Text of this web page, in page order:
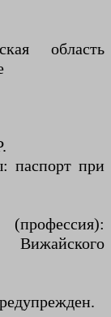
область
паспорт при